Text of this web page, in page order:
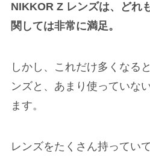
NIKKOR Z レンズは、どれ
関しては非常に満足。
しかし、これだけ多くなる
ンズと、あまり使っていな
ます。
レンズをたくさん持ってい